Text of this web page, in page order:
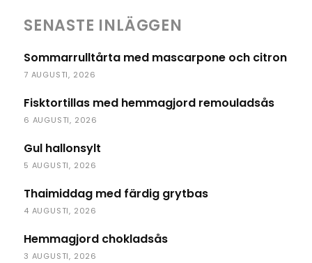
SENASTE INLÄGGEN
Sommarrulltårta med mascarpone och citron
7 AUGUSTI, 2026
Fisktortillas med hemmagjord remouladsås
6 AUGUSTI, 2026
Gul hallonsylt
5 AUGUSTI, 2026
Thaimiddag med färdig grytbas
4 AUGUSTI, 2026
Hemmagjord chokladsås
3 AUGUSTI, 2026